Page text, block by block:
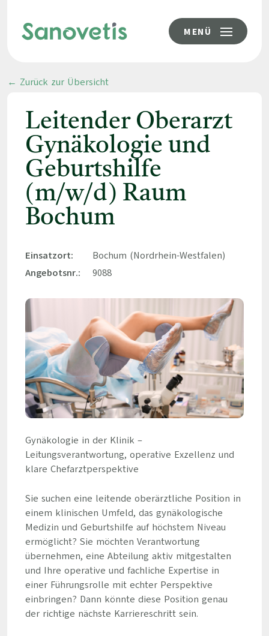
MENÜ
← Zurück zur Übersicht
Leitender Oberarzt
Gynäkologie und
Geburtshilfe
(m/w/d) Raum
Bochum
Einsatzort:
Bochum (Nordrhein-Westfalen)
Angebotsnr.:
9088
Gynäkologie in der Klinik –
Leitungsverantwortung, operative Exzellenz und
klare Chefarztperspektive
Sie suchen eine leitende oberärztliche Position in
einem klinischen Umfeld, das gynäkologische
Medizin und Geburtshilfe auf höchstem Niveau
ermöglicht? Sie möchten Verantwortung
übernehmen, eine Abteilung aktiv mitgestalten
und Ihre operative und fachliche Expertise in
einer Führungsrolle mit echter Perspektive
einbringen? Dann könnte diese Position genau
der richtige nächste Karriereschritt sein.